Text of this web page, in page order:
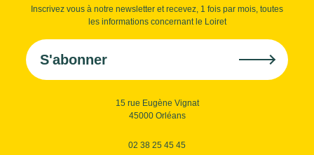
Inscrivez vous à notre newsletter et recevez, 1 fois par mois, toutes
les informations concernant le Loiret
S'abonner
15 rue Eugène Vignat
45000 Orléans
02 38 25 45 45